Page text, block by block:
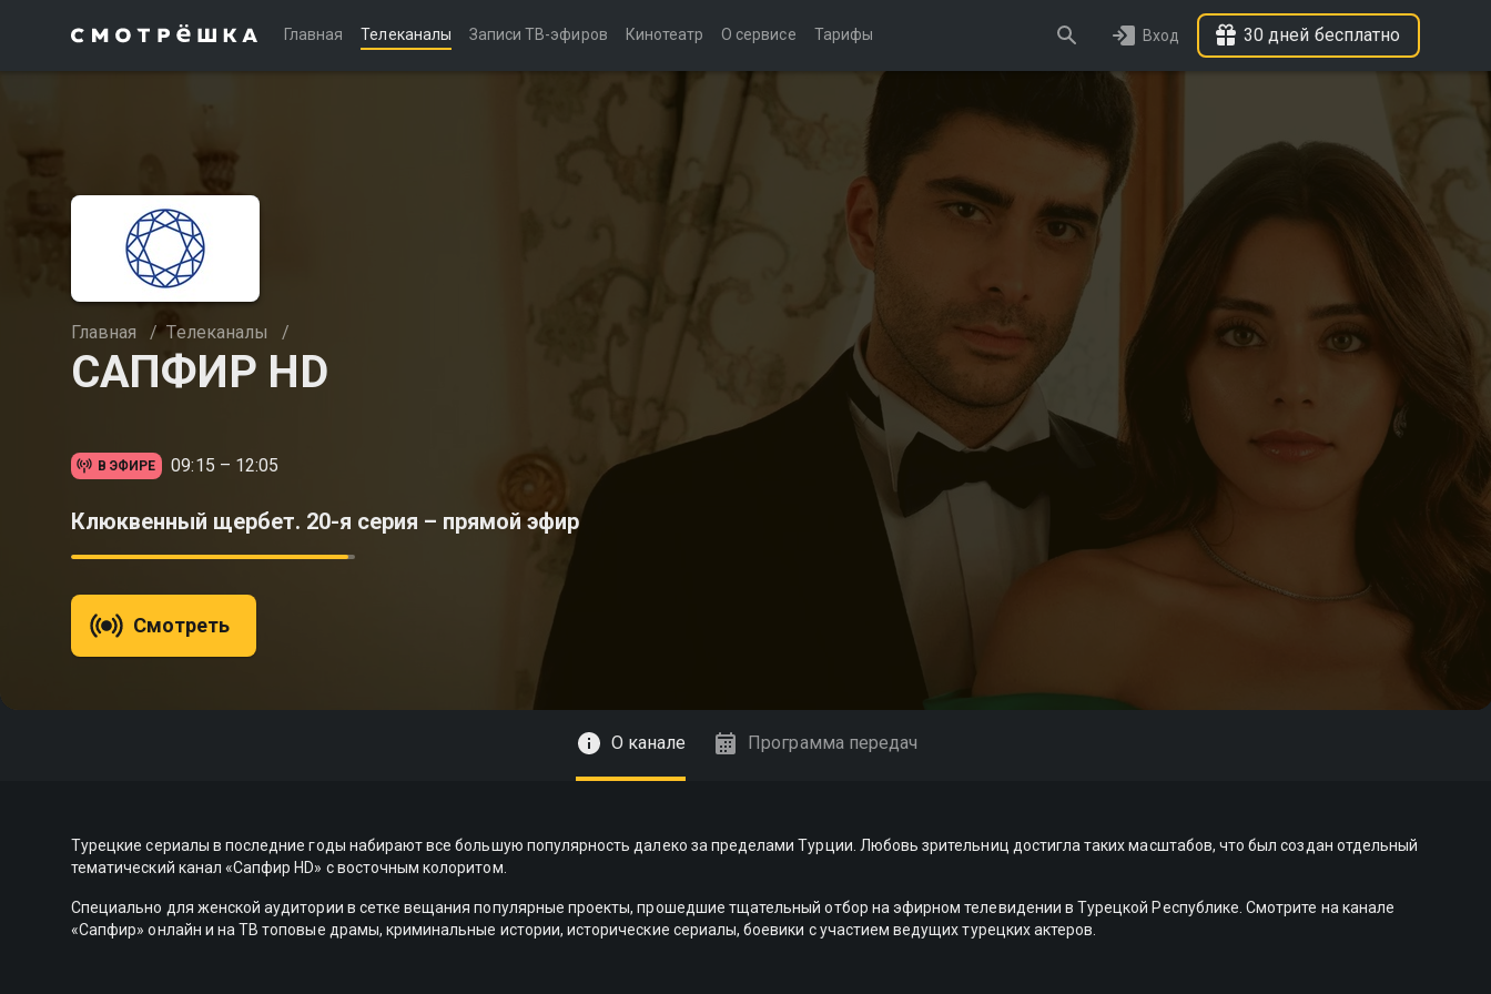
Главная Телеканалы Записи ТВ-эфиров Кинотеатр О сервисе Тарифы Вход 30 дней бесплатно
Главная / Телеканалы /
САПФИР HD
В ЭФИРЕ 09:15 – 12:05
Клюквенный щербет. 20-я серия – прямой эфир
Смотреть
О канале Программа передач
Турецкие сериалы в последние годы набирают все большую популярность далеко за пределами Турции. Любовь зрительниц достигла таких масштабов, что был создан отдельный
тематический канал «Сапфир HD» с восточным колоритом.
Специально для женской аудитории в сетке вещания популярные проекты, прошедшие тщательный отбор на эфирном телевидении в Турецкой Республике. Смотрите на канале
«Сапфир» онлайн и на ТВ топовые драмы, криминальные истории, исторические сериалы, боевики с участием ведущих турецких актеров.